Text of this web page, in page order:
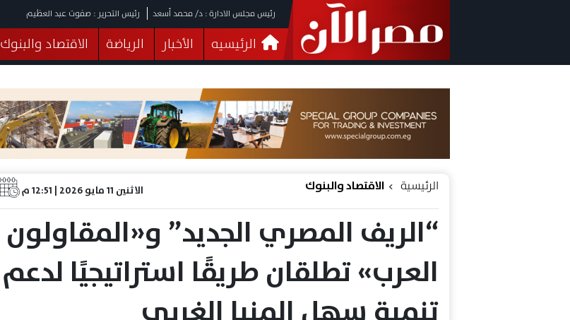
رئيس مجلس الادارة : د/ محمد أسعد رئيس التحرير : صفوت عبد العظيم
الرئيسيه الأخبار الرياضة الاقتصاد والبنوك
فيديوهات
البرلمان صحة الثقافة خدمات
الاثنين 11 مايو 2026 | 12:51 م الرئيسية الاقتصاد والبنوك
“الريف المصري الجديد” و«المقاولون
العرب» تطلقان طريقًا استراتيجيًا لدعم
تنمية سهل المنيا الغربي